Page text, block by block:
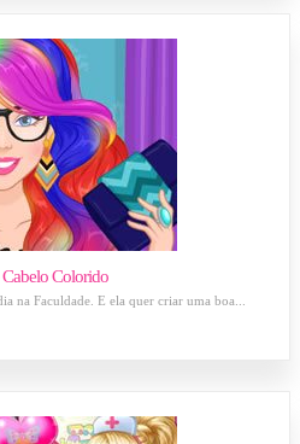
Colorido
na Faculdade. E ela quer criar uma boa...